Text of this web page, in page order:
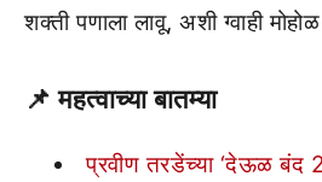
शक्ती पणाला लावू, अशी ग्वाही मोहोळ
📌महत्वाच्या बातम्या
प्रवीण तरडेंच्या ‘देऊळ बंद